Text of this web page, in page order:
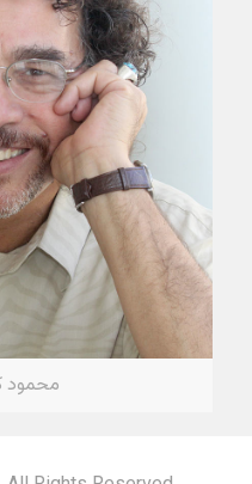
محمود